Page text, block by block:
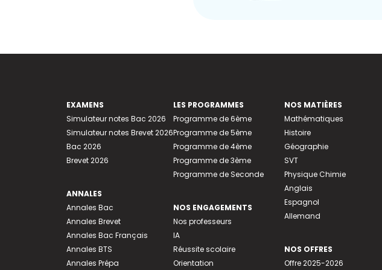
EXAMENS
Simulateur notes Bac 2026
Simulateur notes Brevet 2026
Bac 2026
Brevet 2026
ANNALES
Annales Bac
Annales Brevet
Annales Bac Français
Annales BTS
Annales Prépa
LES PROGRAMMES
Programme de 6ème
Programme de 5ème
Programme de 4ème
Programme de 3ème
Programme de Seconde
NOS ENGAGEMENTS
Nos professeurs
IA
Réussite scolaire
Orientation
NOS MATIÈRES
Mathématiques
Histoire
Géographie
SVT
Physique Chimie
Anglais
Espagnol
Allemand
NOS OFFRES
Offre 2025-2026